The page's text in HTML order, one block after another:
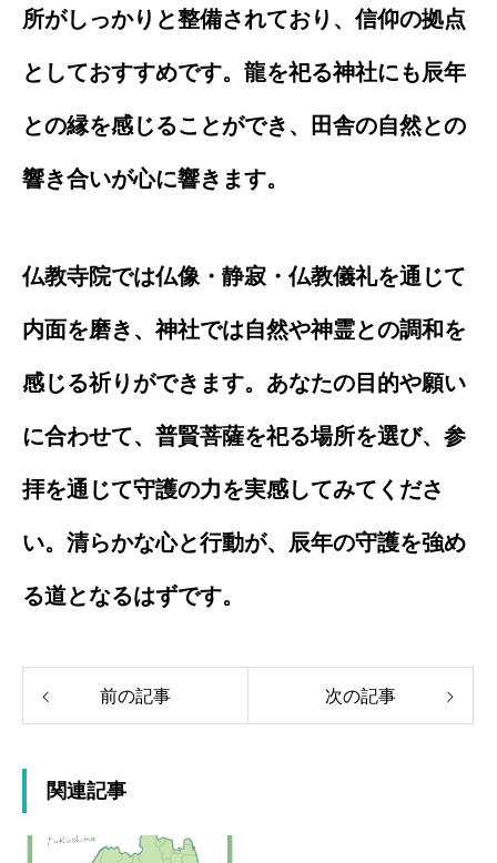
所がしっかりと整備されており、信仰の拠点
としておすすめです。龍を祀る神社にも辰年
との縁を感じることができ、田舎の自然との
響き合いが心に響きます。
仏教寺院では仏像・静寂・仏教儀礼を通じて
内面を磨き、神社では自然や神霊との調和を
感じる祈りができます。あなたの目的や願い
に合わせて、普賢菩薩を祀る場所を選び、参
拝を通じて守護の力を実感してみてくださ
い。清らかな心と行動が、辰年の守護を強め
る道となるはずです。
前の記事 次の記事
関連記事